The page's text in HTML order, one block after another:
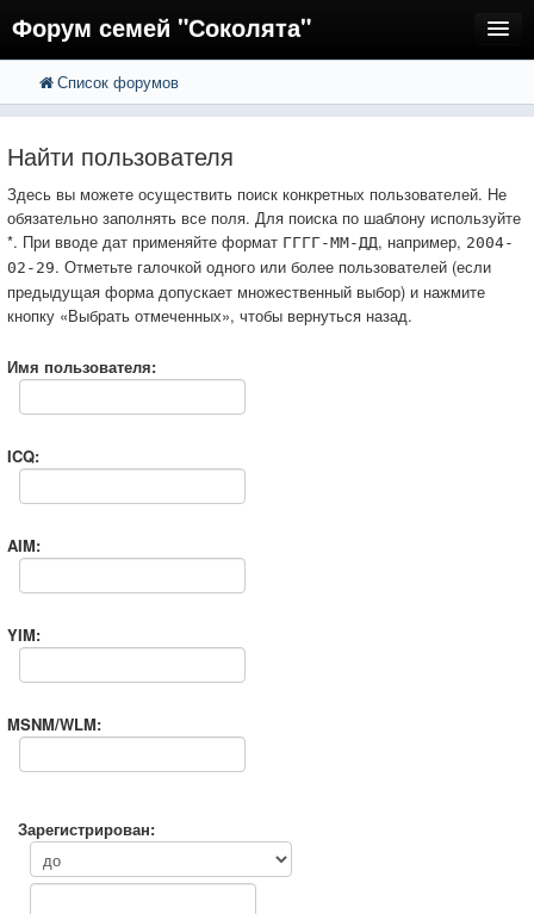
Форум семей "Соколята"
FAQ
Вход
Список форумов
Найти пользователя
Здесь вы можете осуществить поиск конкретных пользователей. Не
обязательно заполнять все поля. Для поиска по шаблону используйте
*. При вводе дат применяйте формат ГГГГ-ММ-ДД, например, 2004-
02-29. Отметьте галочкой одного или более пользователей (если
предыдущая форма допускает множественный выбор) и нажмите
кнопку «Выбрать отмеченных», чтобы вернуться назад.
Имя пользователя:
ICQ:
AIM:
YIM:
MSNM/WLM:
Зарегистрирован: